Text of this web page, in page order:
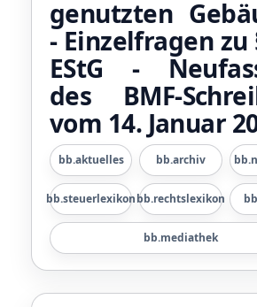
genutzten
- Einzelfragen zu
EStG -
des BMF-
vom 14. Januar
bb.aktuelles bb.archiv
bb.steuerlexikonbb.rechtslexikon
bb.mediathek